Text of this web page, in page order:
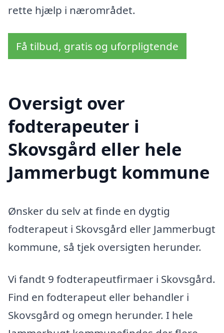
rette hjælp i nærområdet.
Få tilbud, gratis og uforpligtende
Oversigt over
fodterapeuter i
Skovsgård eller hele
Jammerbugt kommune
Ønsker du selv at finde en dygtig
fodterapeut i Skovsgård eller Jammerbugt
kommune, så tjek oversigten herunder.
Vi fandt 9 fodterapeutfirmaer i Skovsgård.
Find en fodterapeut eller behandler i
Skovsgård og omegn herunder. I hele